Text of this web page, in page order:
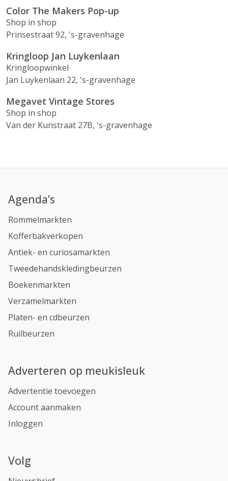
Color The Makers Pop-up
Shop in shop
Prinsestraat 92, 's-gravenhage
Kringloop Jan Luykenlaan
Kringloopwinkel
Jan Luykenlaan 22, 's-gravenhage
Megavet Vintage Stores
Shop in shop
Van der Kunstraat 27B, 's-gravenhage
Agenda’s
Rommelmarkten
Kofferbakverkopen
Antiek- en curiosamarkten
Tweedehandskledingbeurzen
Boekenmarkten
Verzamelmarkten
Platen- en cdbeurzen
Ruilbeurzen
Adverteren op meukisleuk
Advertentie toevoegen
Account aanmaken
Inloggen
Volg